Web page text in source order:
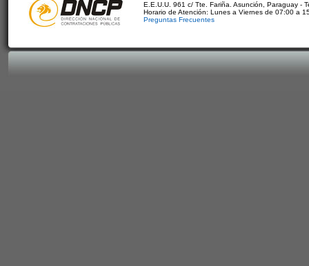
E.E.U.U. 961 c/ Tte. Fariña. Asunción, Paraguay -
Horario de Atención: Lunes a Viernes de 07:00 a
Preguntas Frecuentes